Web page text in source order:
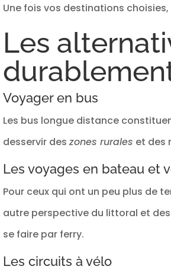
Une fois vos destinations
Les
Voyager en bus
Les bus longue distance
desservir des zones rurales et des
Les voyages en bateau et
Pour ceux qui ont un peu plus de
autre perspective du littoral et des
se faire par ferry.
Les circuits à vélo